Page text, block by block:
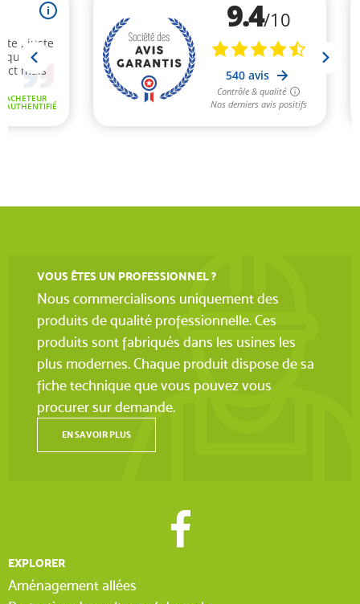
VOUS ÊTES UN PROFESSIONNEL ?
Nous commercialisons uniquement des
produits de qualité professionnelle. Ces
produits sont fabriqués dans les usines les
plus modernes. Chaque produit dispose de sa
fiche technique que vous pouvez vous
procurer sur demande.
EN SAVOIR PLUS
EXPLORER
Aménagement allées